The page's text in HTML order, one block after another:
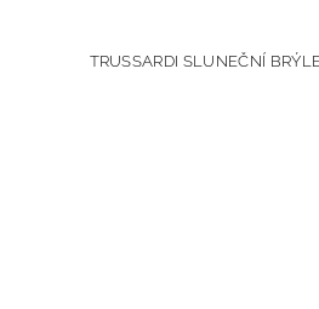
TRUSSARDI SLUNEČNÍ